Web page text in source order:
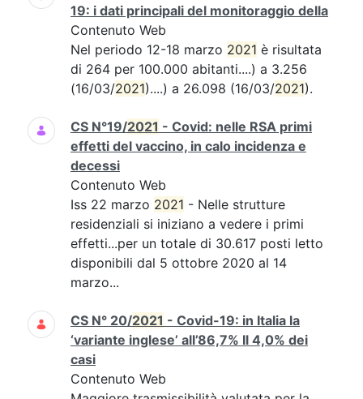
19: i dati principali del monitoraggio della
Contenuto Web
Nel periodo 12-18 marzo 2021 è risultata
di 264 per 100.000 abitanti....) a 3.256
(16/03/2021)....) a 26.098 (16/03/2021).
CS N°19/2021 - Covid: nelle RSA primi
effetti del vaccino, in calo incidenza e
decessi
Contenuto Web
Iss 22 marzo 2021 - Nelle strutture
residenziali si iniziano a vedere i primi
effetti...per un totale di 30.617 posti letto
disponibili dal 5 ottobre 2020 al 14
marzo...
CS N° 20/2021 - Covid-19: in Italia la
‘variante inglese’ all’86,7% Il 4,0% dei
casi
Contenuto Web